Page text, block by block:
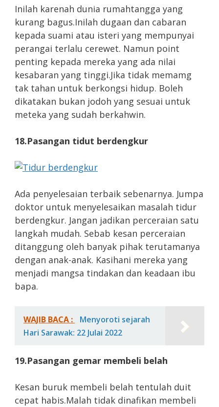
Inilah karenah dunia rumahtangga yang
kurang bagus.Inilah dugaan dan cabaran
kepada suami atau isteri yang mempunyai
perangai terlalu cerewet. Namun point
penting kepada mereka yang ada nilai
kesabaran yang tinggi.Jika tidak memamg
tak tahan untuk berkongsi hidup. Boleh
dikatakan bukan jodoh yang sesuai untuk
meteka yang sudah berkahwin.
18.Pasangan tidut berdengkur
Ada penyelesaian terbaik sebenarnya. Jumpa
doktor untuk menyelesaikan masalah tidur
berdengkur. Jangan jadikan perceraian satu
langkah mudah. Sebab kesan perceraian
ditanggung oleh banyak pihak terutamanya
dengan anak-anak. Kasihani mereka yang
menjadi mangsa tindakan dan keadaan ibu
bapa.
WAJIB BACA :
Menyoroti sejarah
Hari Sarawak: 22 Julai 2022
19.Pasangan gemar membeli belah
Kesan buruk membeli belah tentulah duit
cepat habis.Malah tidak dinafikan membeli